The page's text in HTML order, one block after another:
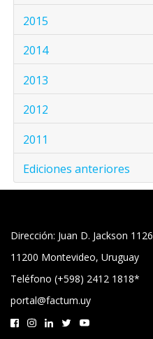
2015
2014
2013
2012
2011
Ediciones anteriores
Dirección: Juan D. Jackson 1126
11200 Montevideo, Uruguay
Teléfono (+598) 2412 1818*
portal@factum.uy